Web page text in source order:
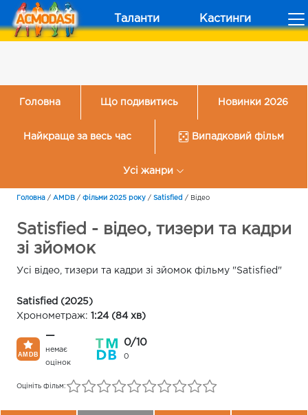
Таланти Кастинги
Головна Що подивитись Новинки 2026
Найкраще за весь час Випадковий фільм
Усі жанри
Головна / AMDB / Фільми 2025 року / Satisfied / Відео
Satisfied - відео, тизери та кадри
зі зйомок
Усі відео, тизери та кадри зі зйомок фільму "Satisfied"
Satisfied (2025)
Хронометраж: 1:24 (84 хв)
—
немає
оцінок
0/10
0
Оцініть фільм: